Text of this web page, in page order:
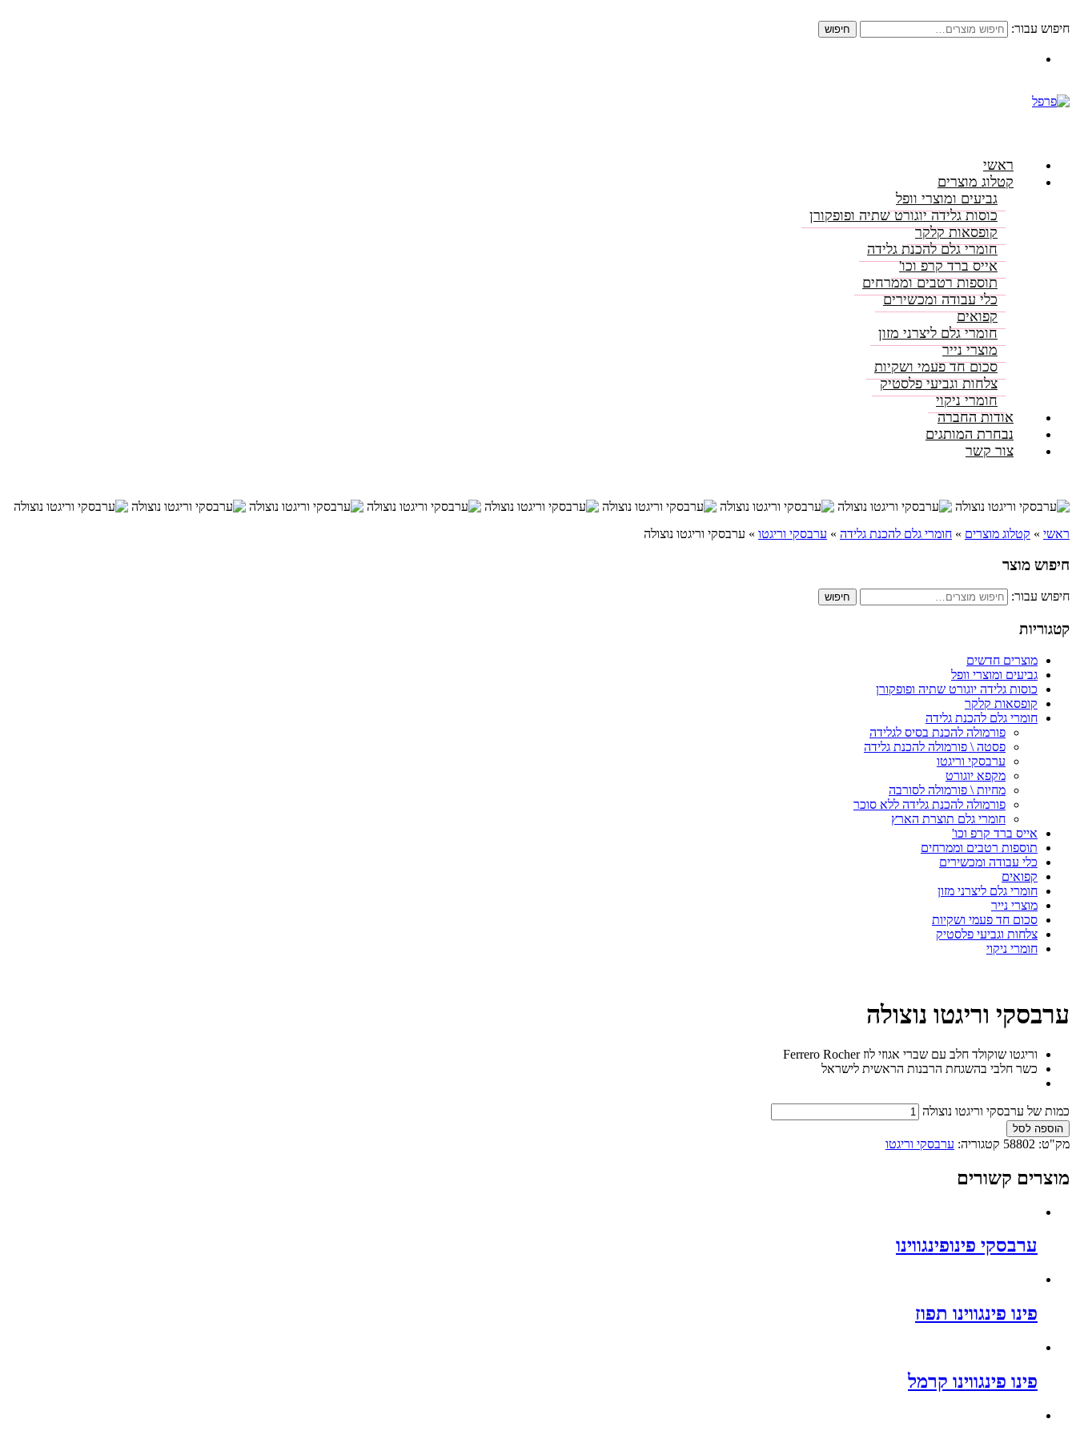
חיפוש עבור: חיפוש
ראשי
קטלוג מוצרים
גביעים ומוצרי וופל
כוסות גלידה יוגורט שתיה ופופקורן
קופסאות קלקר
חומרי גלם להכנת גלידה
אייס ברד קרפ וכו'
תוספות רטבים וממרחים
כלי עבודה ומכשירים
קפואים
חומרי גלם ליצרני מזון
מוצרי נייר
סכום חד פעמי ושקיות
צלחות וגביעי פלסטיק
חומרי ניקוי
אודות החברה
נבחרת המותגים
צור קשר
ראשי » קטלוג מוצרים » חומרי גלם להכנת גלידה » ערבסקי וריגטו » ערבסקי וריגטו נוצולה
חיפוש מוצר
חיפוש עבור: חיפוש
קטגוריות
מוצרים חדשים
גביעים ומוצרי וופל
כוסות גלידה יוגורט שתיה ופופקורן
קופסאות קלקר
חומרי גלם להכנת גלידה
פורמולה להכנת בסיס לגלידה
פסטה \ פורמולה להכנת גלידה
ערבסקי וריגטו
מקפא יוגורט
מחיות \ פורמולה לסורבה
פורמולה להכנת גלידה ללא סוכר
חומרי גלם תוצרת הארץ
אייס ברד קרפ וכו'
תוספות רטבים וממרחים
כלי עבודה ומכשירים
קפואים
חומרי גלם ליצרני מזון
מוצרי נייר
סכום חד פעמי ושקיות
צלחות וגביעי פלסטיק
חומרי ניקוי
ערבסקי וריגטו נוצולה
וריגטו שוקולד חלב עם שברי אגוזי לוז Ferrero Rocher
כשר חלבי בהשגחת הרבנות הראשית לישראל
כמות של ערבסקי וריגטו נוצולה
הוספה לסל
מק"ט: 58802 קטגוריה: ערבסקי וריגטו
מוצרים קשורים
ערבסקי פינופינגווינו
פינו פינגווינו תפוז
פינו פינגווינו קרמל